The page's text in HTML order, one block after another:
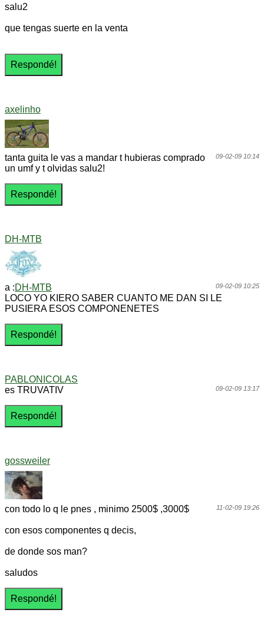
salu2
que tengas suerte en la venta
axelinho
09-02-09 10:14
tanta guita le vas a mandar t hubieras comprado
un umf y t olvidas salu2!
DH-MTB
09-02-09 10:25
a :DH-MTB
LOCO YO KIERO SABER CUANTO ME DAN SI LE
PUSIERA ESOS COMPONENETES
PABLONICOLAS
09-02-09 13:17
es TRUVATIV
gossweiler
11-02-09 19:26
con todo lo q le pnes , minimo 2500$ ,3000$
con esos componentes q decis,
de donde sos man?
saludos